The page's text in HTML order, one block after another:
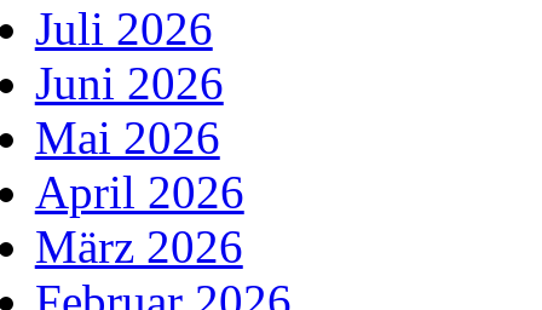
Juli 2026
Juni 2026
Mai 2026
April 2026
März 2026